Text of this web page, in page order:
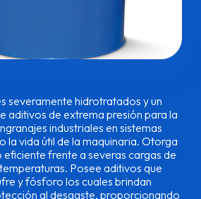
severamente hidrotratados y un
aditivos de extrema presión para la
industriales en sistemas
la vida útil de la maquinaria. Otorga
eficiente frente a severas cargas de
Posee aditivos que
y fósforo los cuales brindan
al desgaste, proporcionando